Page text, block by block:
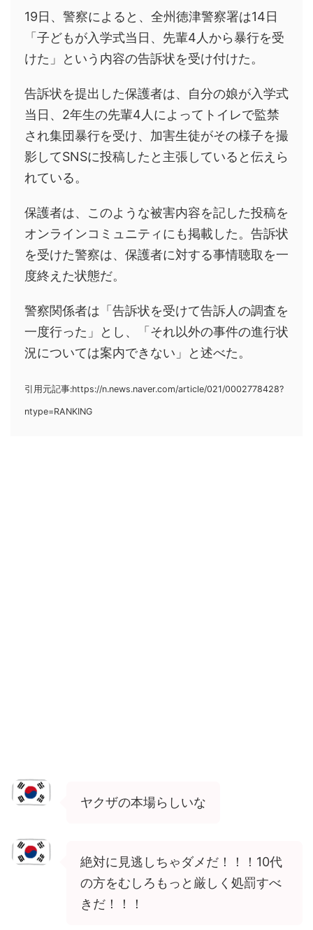
19日、警察によると、全州徳津警察署は14日
「子どもが入学式当日、先輩4人から暴行を受
けた」という内容の告訴状を受け付けた。
告訴状を提出した保護者は、自分の娘が入学式
当日、2年生の先輩4人によってトイレで監禁
され集団暴行を受け、加害生徒がその様子を撮
影してSNSに投稿したと主張していると伝えら
れている。
保護者は、このような被害内容を記した投稿を
オンラインコミュニティにも掲載した。告訴状
を受けた警察は、保護者に対する事情聴取を一
度終えた状態だ。
警察関係者は「告訴状を受けて告訴人の調査を
一度行った」とし、「それ以外の事件の進行状
況については案内できない」と述べた。
引用元記事:https://n.news.naver.com/article/021/0002778428?
ntype=RANKING
ヤクザの本場らしいな
絶対に見逃しちゃダメだ！！！10代
の方をむしろもっと厳しく処罰すべ
きだ！！！